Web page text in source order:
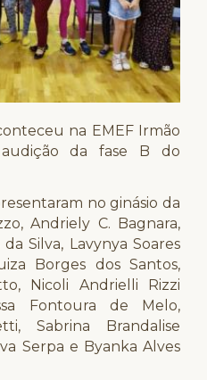
na EMEF Irmão
da fase B do
no ginásio da
Andriely C. Bagnara,
Silva, Lavynya Soares
Borges dos Santos,
Nicoli Andrielli Rizzi
Fontoura de Melo,
Sabrina Brandalise
Serpa e Byanka Alves